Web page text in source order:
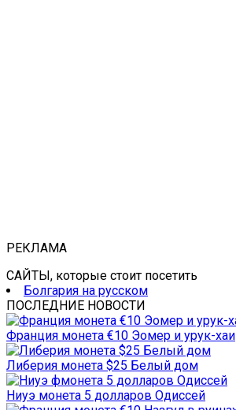
РЕКЛАМА
САЙТЫ, которые стоит посетить
Болгария на русском
ПОСЛЕДНИЕ НОВОСТИ
Франция монета €10 Эомер и урук-хаи
Либерия монета $25 Белый дом
Ниуэ монета 5 долларов Одиссей